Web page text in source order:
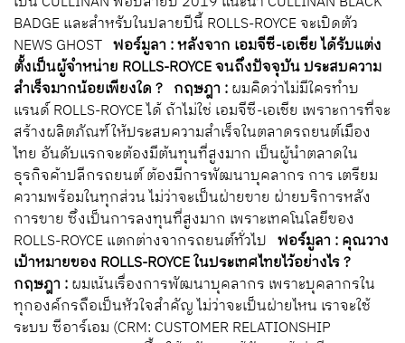
BADGE และสำหรับในปลายปีนี้ ROLLS-ROYCE จะเปิดตัว
NEWS GHOST ฟอร์มูลา : หลังจาก เอมจีซี-เอเชีย ได้รับแต่ง
ตั้งเป็นผู้จำหน่าย ROLLS-ROYCE จนถึงปัจจุบัน ประสบความ
สำเร็จมากน้อยเพียงใด ? กฤษฎา :ผมคิดว่าไม่มีใครทำบ
แรนด์ ROLLS-ROYCE ได้ ถ้าไม่ใช่ เอมจีซี-เอเชีย เพราะการที่จะ
สร้างผลิตภัณฑ์ให้ประสบความสำเร็จในตลาดรถยนต์เมือง
ไทย อันดับแรกจะต้องมีต้นทุนที่สูงมาก เป็นผู้นำตลาดใน
ธุรกิจค้าปลีกรถยนต์ ต้องมีการพัฒนาบุคลากร การ เตรียม
ความพร้อมในทุกส่วน ไม่ว่าจะเป็นฝ่ายขาย ฝ่ายบริการหลัง
การขาย ซึ่งเป็นการลงทุนที่สูงมาก เพราะเทคโนโลยีของ
ROLLS-ROYCE แตกต่างจากรถยนต์ทั่วไป ฟอร์มูลา : คุณวาง
เป้าหมายของ ROLLS-ROYCE ในประเทศไทยไว้อย่างไร ?
กฤษฎา :ผมเน้นเรื่องการพัฒนาบุคลากร เพราะบุคลากรใน
ทุกองค์กรถือเป็นหัวใจสำคัญ ไม่ว่าจะเป็นฝ่ายไหน เราจะใช้
ระบบ ซีอาร์เอม (CRM: CUSTOMER RELATIONSHIP